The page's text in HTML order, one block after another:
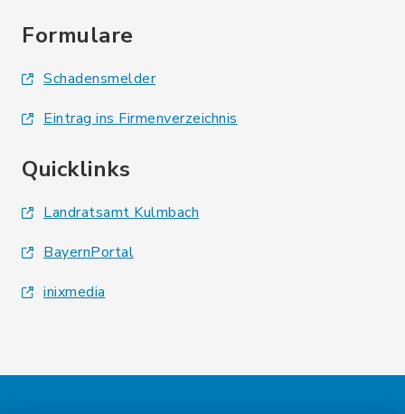
Formulare
Schadensmelder
Eintrag ins Firmenverzeichnis
Quicklinks
Landratsamt Kulmbach
BayernPortal
inixmedia